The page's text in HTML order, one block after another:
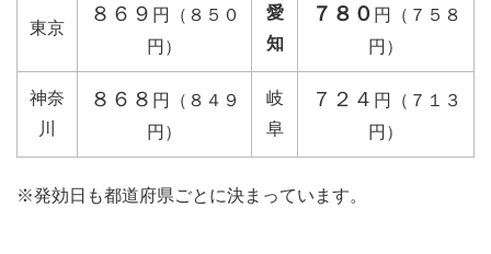
東京
８６９ 円（８５０
円）
愛
知
７８０ 円（７５８
円）
神奈
川
８６８ 円（８４９
円）
岐
阜
７２４ 円（７１３
円）
※発効日も都道府県ごとに決まっています。